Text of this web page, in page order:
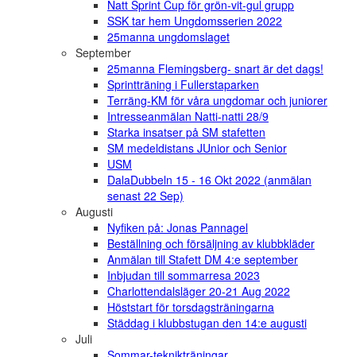
Natt Sprint Cup för grön-vit-gul grupp
SSK tar hem Ungdomsserien 2022
25manna ungdomslaget
September
25manna Flemingsberg- snart är det dags!
Sprintträning i Fullerstaparken
Terräng-KM för våra ungdomar och juniorer
Intresseanmälan Natti-natti 28/9
Starka insatser på SM stafetten
SM medeldistans JUnior och Senior
USM
DalaDubbeln 15 - 16 Okt 2022 (anmälan
senast 22 Sep)
Augusti
Nyfiken på: Jonas Pannagel
Beställning och försäljning av klubbkläder
Anmälan till Stafett DM 4:e september
Inbjudan till sommarresa 2023
Charlottendalsläger 20-21 Aug 2022
Höststart för torsdagsträningarna
Städdag i klubbstugan den 14:e augusti
Juli